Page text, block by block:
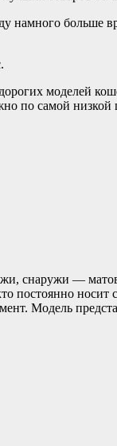
намного больше
моделей
по самой низкой
снаружи —
постоянно носит
Модель